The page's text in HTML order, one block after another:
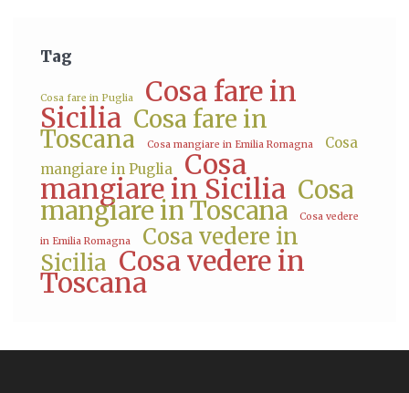
Tag
Cosa fare in Puglia Cosa fare in
Sicilia Cosa fare in
Toscana Cosa mangiare in Emilia Romagna
Cosa
mangiare in Puglia
Cosa
mangiare in Sicilia Cosa
mangiare in Toscana Cosa vedere
in Emilia Romagna
Cosa vedere in
Sicilia Cosa vedere in
Toscana